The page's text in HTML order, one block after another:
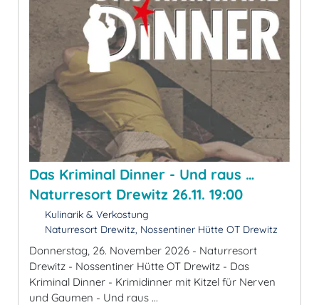
Das Kriminal Dinner - Und raus …
Naturresort Drewitz 26.11. 19:00
Kulinarik & Verkostung
Naturresort Drewitz, Nossentiner Hütte OT Drewitz
Donnerstag, 26. November 2026 - Naturresort
Drewitz - Nossentiner Hütte OT Drewitz - Das
Kriminal Dinner - Krimidinner mit Kitzel für Nerven
und Gaumen - Und raus ...